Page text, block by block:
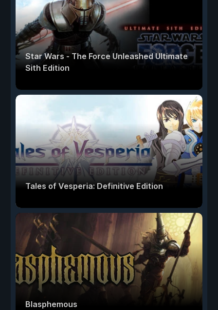
Star Wars - The Force Unleashed Ultimate
Sith Edition
Tales of Vesperia: Definitive Edition
Blasphemous